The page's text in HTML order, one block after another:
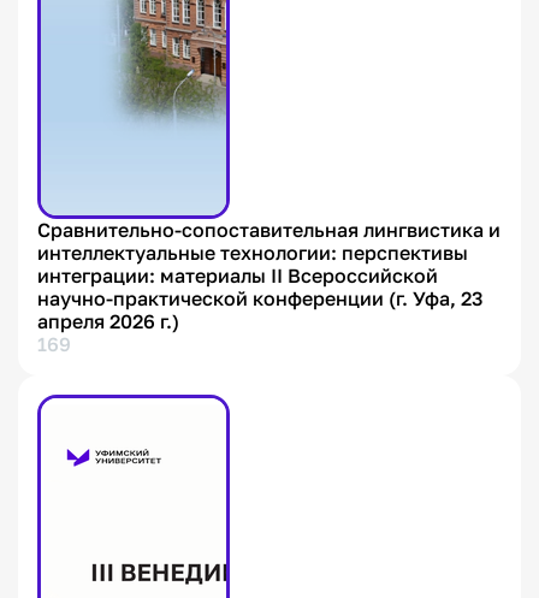
Cравнительно-сопоставительная лингвистика и
интеллектуальные технологии: перспективы
интеграции: материалы II Всероссийской
научно-практической конференции (г. Уфа, 23
апреля 2026 г.)
169